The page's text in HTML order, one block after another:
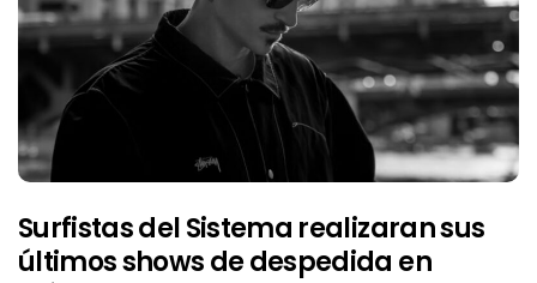
Surfistas del Sistema realizaran sus
últimos shows de despedida en